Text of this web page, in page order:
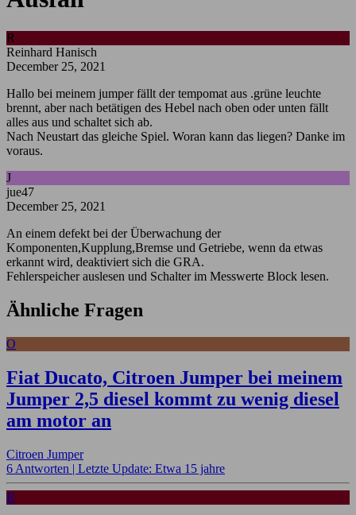
R
Reinhard Hanisch
December 25, 2021
Hallo bei meinem jumper fällt der tempomat aus .grüne leuchte
brennt, aber nach betätigen des Hebel nach oben oder unten fällt
alles aus und schaltet sich ab.
Nach Neustart das gleiche Spiel. Woran kann das liegen? Danke im
voraus.
J
jue47
December 25, 2021
An einem defekt bei der Überwachung der
Komponenten,Kupplung,Bremse und Getriebe, wenn da etwas
erkannt wird, deaktiviert sich die GRA.
Fehlerspeicher auslesen und Schalter im Messwerte Block lesen.
Ähnliche Fragen
O
Fiat Ducato, Citroen Jumper bei meinem
Jumper 2,5 diesel kommt zu wenig diesel
am motor an
Citroen Jumper
6 Antworten | Letzte Update: Etwa 15 jahre
R